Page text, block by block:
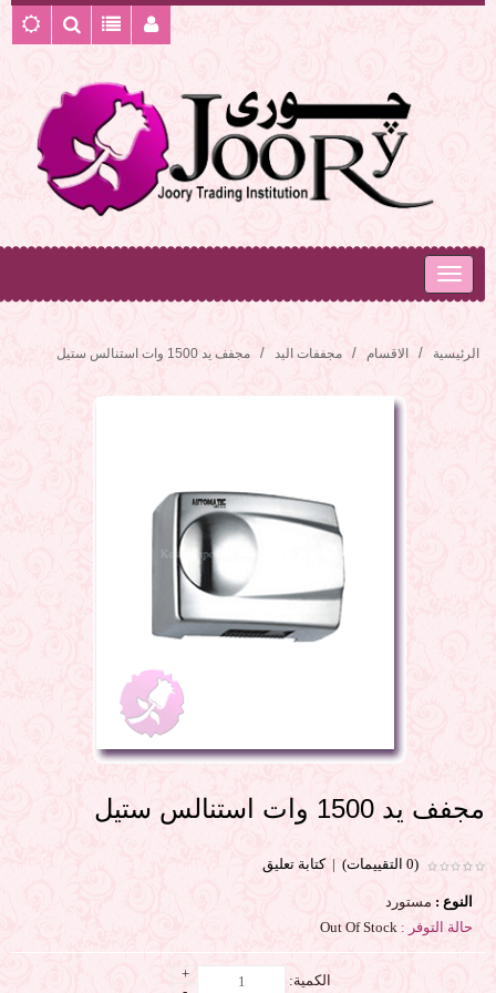
الرئيسية الاقسام مجففات اليد مجفف يد 1500 وات استنالس ستيل
مجفف يد 1500 وات استنالس ستيل
(0 التقييمات) |كتابة تعليق
النوع : مستورد
حالة التوفر :
الكمية:
+